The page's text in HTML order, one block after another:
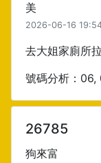
美
2026-06-16
去大姐家廁所
號碼分析：
26785
狗來富